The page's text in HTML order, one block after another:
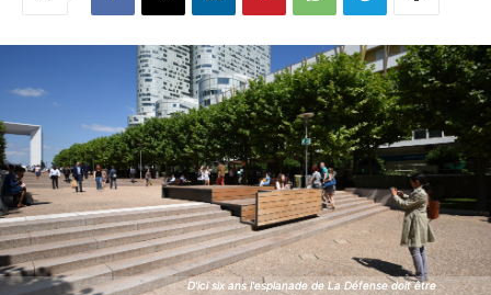
D'ici six ans l'esplanade de La Défense doit être
D'ici six ans l'esplanade de La Défense doit être